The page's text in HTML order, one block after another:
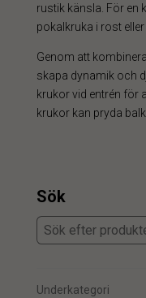
rustik känsla. För en
pokalkruka i rost eller
Genom att
skapa dynamik och
krukor vid entrén för
krukor kan pryda
Sök
Underkategori